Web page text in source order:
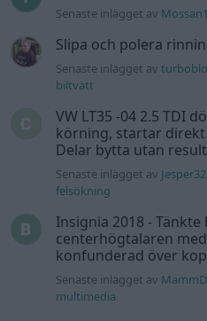
Senaste inlägget av
Slipa och polera
Senaste inlägget av
biltvätt
VW LT35 -04 2.5 TDI
körning, startar
Delar bytta utan
Senaste inlägget av
felsökning
Insignia 2018 - Tänkte
centerhögtalaren
konfunderad över
Senaste inlägget av
multimedia